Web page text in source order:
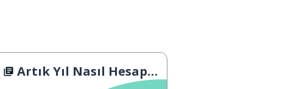
Artık Yıl Nasıl Hesaplanır